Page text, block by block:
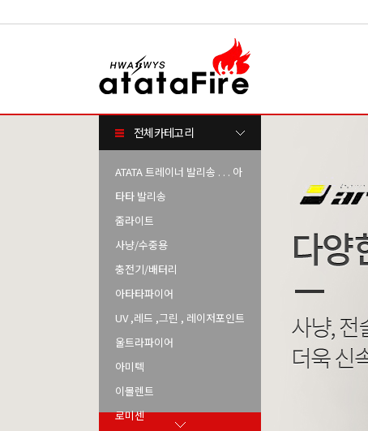
전체카테고리
ATATA 트레이너 발리송 . . . 아
타타 발리송
줌라이트
사냥/수중용
충전기/배터리
아타타파이어
UV ,레드 ,그린 , 레이저포인트
울트라파이어
아미텍
이몰렌트
로미센